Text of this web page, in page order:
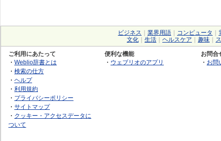
ビジネス 業界用語 コンピュータ
文化
生活 ヘルスケア 趣味
ご利用にあたって
・ Weblio辞書とは
・ 検索の仕方
・ ヘルプ
・ 利用規約
・ プライバシーポリシー
・ サイトマップ
・ クッキー・アクセスデータに
ついて
便利な機能
・ ウェブリオのアプリ
お問合
・ お問